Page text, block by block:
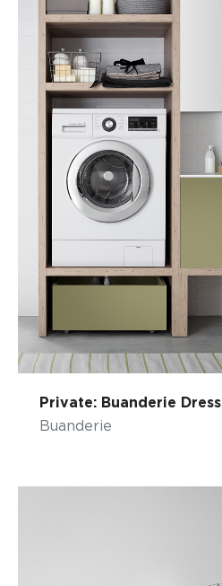
Private: Buanderie Dress
Buanderie